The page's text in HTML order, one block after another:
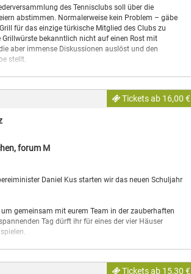
Klavier eine unterhaltsame, freche Verknüpfung von
und menschlichen Spielarten auf einer Reise durch
und elegant einzufangen.
des Tennisclubs soll über die
abstimmen. Normalerweise kein Problem – gäbe
für das einzige türkische Mitglied des Clubs zu
bekanntlich nicht auf einen Rost mit
aber immense Diskussionen auslöst und den
stellt.
„Ladykracher“, „Das Amt“ oder
das satirische Stück auf vielen Bühnen gefeiert wurde,
Tickets ab 16,00 €
forum M
Daniel Kus starten wir das neuen Schuljahr
gemeinsam mit eurem Team in der zauberhaften
Tag dürft ihr für eines der vier Häuser
die erste von drei Quizrunden, in der ihr euer
Tickets ab 15,30 €